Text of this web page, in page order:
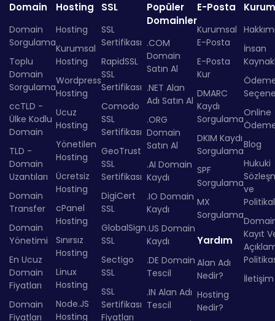
Domain
Domain
Sorgulama
Toplu
Domain
Sorgulama
ccTLD -
Ülke Kodlu
Domain
TLD -
Domain
Uzantıları
Domain
Transfer
Domain
Yönetimi
En Ucuz
Domain
Fiyatları
Domain
Fiyatları
Hosting
Hosting
Kurumsal
Hosting
Wordpress
Hosting
Ucuz
Hosting
Yönetilen
Hosting
Ücretsiz
Hosting
cPanel
Hosting
Sınırsız
Hosting
Linux
Hosting
Node.JS
Hosting
SSL
SSL
Sertifikası
RapidSSL
SSL
Sertifikası
Comodo
SSL
Sertifikası
GeoTrust
SSL
Sertifikası
DigiCert
SSL
GlobalSign
SSL
Sectigo
SSL
SSL
Sertifikası
Fiyatları
Popüler
Domainler
.COM
Domain
Satın Al
.NET Alan
Adı Satın Al
.ORG
Domain
Satın Al
.AI Domain
Kaydı
.IO Domain
Kaydı
.US Domain
Kaydı
.DE Domain
Tescil
.IN Alan Adı
Tescil
E-Posta
Kurumsal
E-Posta
E-Posta
Kur
DMARC
Kaydı
Sorgulama
DKIM Kaydı
Sorgulama
SPF
Sorgulama
MX
Sorgulama
Yardım
Alan Adı
Nedir?
Hosting
Nedir?
İnsan
Online
Blog
Hukuki
ve
Kayıt
İletişim